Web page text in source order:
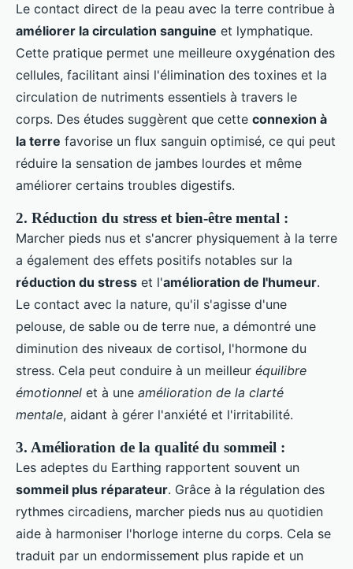
Le contact direct de la peau avec la terre contribue à
améliorer la circulation sanguine et lymphatique.
Cette pratique permet une meilleure oxygénation des
cellules, facilitant ainsi l'élimination des toxines et la
circulation de nutriments essentiels à travers le
corps. Des études suggèrent que cette connexion à
la terre favorise un flux sanguin optimisé, ce qui peut
réduire la sensation de jambes lourdes et même
améliorer certains troubles digestifs.
2. Réduction du stress et bien-être mental :
Marcher pieds nus et s'ancrer physiquement à la terre
a également des effets positifs notables sur la
réduction du stress et l'amélioration de l'humeur.
Le contact avec la nature, qu'il s'agisse d'une
pelouse, de sable ou de terre nue, a démontré une
diminution des niveaux de cortisol, l'hormone du
stress. Cela peut conduire à un meilleur équilibre
émotionnel et à une amélioration de la clarté
mentale, aidant à gérer l'anxiété et l'irritabilité.
3. Amélioration de la qualité du sommeil :
Les adeptes du Earthing rapportent souvent un
sommeil plus réparateur. Grâce à la régulation des
rythmes circadiens, marcher pieds nus au quotidien
aide à harmoniser l'horloge interne du corps. Cela se
traduit par un endormissement plus rapide et un